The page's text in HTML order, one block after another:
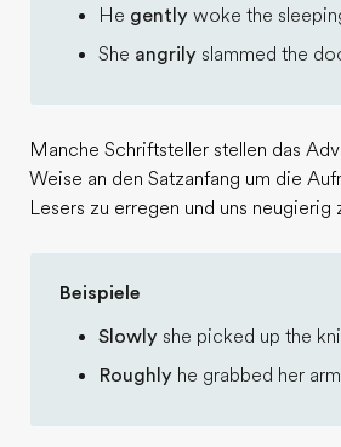
He gently woke the
She angrily slammed the
Manche Schriftsteller stellen das
Weise an den Satzanfang um die
Lesers zu erregen und uns neugierig
Beispiele
Slowly she picked up the
Roughly he grabbed her